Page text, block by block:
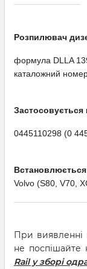
Розпилювач
формула DLLA
каталожний
0445110298 (0
Встановлюється
Volvo (S80, V70,
При виявленні
не поспішайте
Rail у зборі